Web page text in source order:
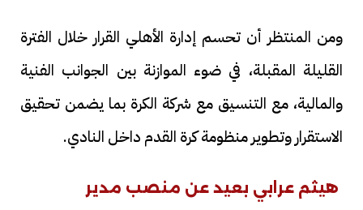
ومن المنتظر أن تحسم إدارة الأهلي القرار خلال الفترة
القليلة المقبلة، في ضوء الموازنة بين الجوانب الفنية
والمالية، مع التنسيق مع شركة الكرة بما يضمن تحقيق
الاستقرار وتطوير منظومة كرة القدم داخل النادي.
هيثم عرابي بعيد عن منصب مدير